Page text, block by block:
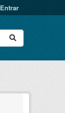
Entrar